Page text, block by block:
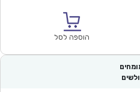
הוספה לסל